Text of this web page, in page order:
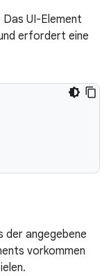
UI-Element
erfordert eine
der angegebene
vorkommen